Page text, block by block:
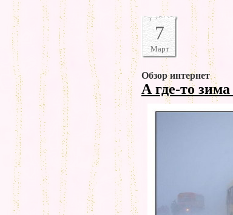
7
Март
Обзор интернет
А где-то зима